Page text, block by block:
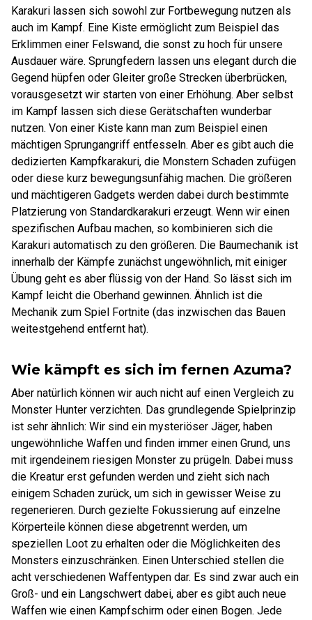
Karakuri lassen sich sowohl zur Fortbewegung nutzen als
auch im Kampf. Eine Kiste ermöglicht zum Beispiel das
Erklimmen einer Felswand, die sonst zu hoch für unsere
Ausdauer wäre. Sprungfedern lassen uns elegant durch die
Gegend hüpfen oder Gleiter große Strecken überbrücken,
vorausgesetzt wir starten von einer Erhöhung. Aber selbst
im Kampf lassen sich diese Gerätschaften wunderbar
nutzen. Von einer Kiste kann man zum Beispiel einen
mächtigen Sprungangriff entfesseln. Aber es gibt auch die
dedizierten Kampfkarakuri, die Monstern Schaden zufügen
oder diese kurz bewegungsunfähig machen. Die größeren
und mächtigeren Gadgets werden dabei durch bestimmte
Platzierung von Standardkarakuri erzeugt. Wenn wir einen
spezifischen Aufbau machen, so kombinieren sich die
Karakuri automatisch zu den größeren. Die Baumechanik ist
innerhalb der Kämpfe zunächst ungewöhnlich, mit einiger
Übung geht es aber flüssig von der Hand. So lässt sich im
Kampf leicht die Oberhand gewinnen. Ähnlich ist die
Mechanik zum Spiel Fortnite (das inzwischen das Bauen
weitestgehend entfernt hat).
Wie kämpft es sich im fernen Azuma?
Aber natürlich können wir auch nicht auf einen Vergleich zu
Monster Hunter verzichten. Das grundlegende Spielprinzip
ist sehr ähnlich: Wir sind ein mysteriöser Jäger, haben
ungewöhnliche Waffen und finden immer einen Grund, uns
mit irgendeinem riesigen Monster zu prügeln. Dabei muss
die Kreatur erst gefunden werden und zieht sich nach
einigem Schaden zurück, um sich in gewisser Weise zu
regenerieren. Durch gezielte Fokussierung auf einzelne
Körperteile können diese abgetrennt werden, um
speziellen Loot zu erhalten oder die Möglichkeiten des
Monsters einzuschränken. Einen Unterschied stellen die
acht verschiedenen Waffentypen dar. Es sind zwar auch ein
Groß- und ein Langschwert dabei, aber es gibt auch neue
Waffen wie einen Kampfschirm oder einen Bogen. Jede